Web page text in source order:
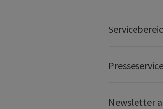
Presseservice
Newsletter